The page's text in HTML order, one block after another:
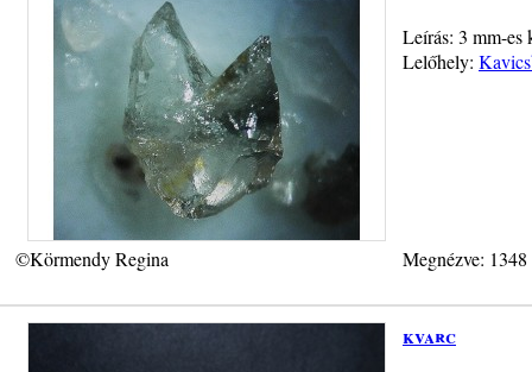
Leírás: 3 mm-es
Lelőhely:
©Körmendy Regina Megnézve:
kvarc